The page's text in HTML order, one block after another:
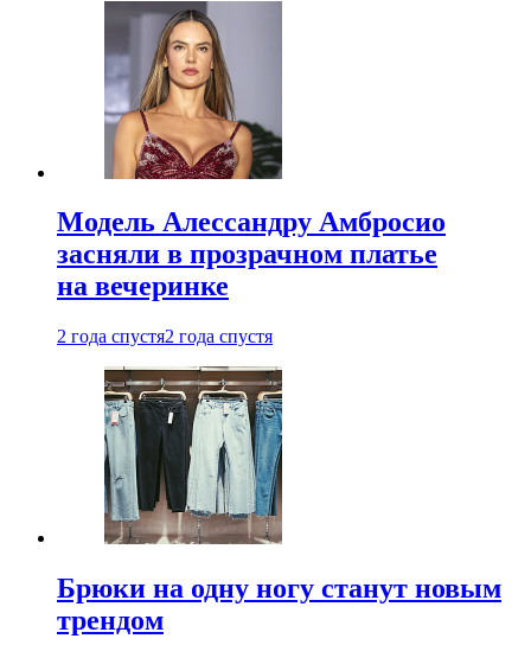
Модель Алессандру Амбросио
засняли в прозрачном платье
на вечеринке
2 года спустя2 года спустя
Брюки на одну ногу станут новым
трендом